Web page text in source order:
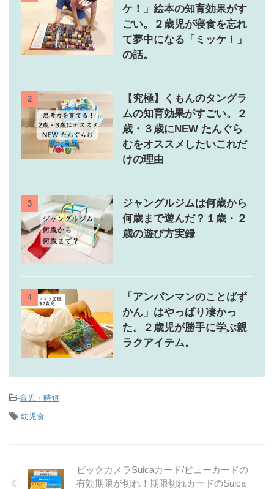
ケ！」絵本の知育効果がす
ごい。２歳児が寝食を忘れ
て夢中になる「ミッケ！」
の話。
2
【究極】くもんのタングラ
ムの知育効果がすごい。２
歳・３歳にNEW たんぐら
むをオススメしたいこれだ
けの理由
3
ジャングルジムは何歳から
何歳まで遊んだ？１歳・２
歳の遊び方実録
4
「アンパンマンのことばず
かん」はやっぱり凄かっ
た。２歳児が勝手に学ぶ親
ラクアイテム。
-育児・時短
-幼児食
ビックカメラSuicaカード/ビューカードの
有効期限が切れ！期限切れカードのSuica